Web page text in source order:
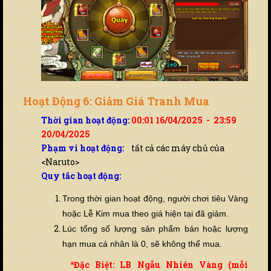
Hoạt Động 6: Giảm Giá Tranh Mua
Thời gian hoạt động: 00:01 16/04/2025 - 23:59
20/04/2025
Phạm vi hoạt động: tất cả các máy chủ của
<Naruto>
Quy tắc hoạt động:
Trong thời gian hoạt động, người chơi tiêu Vàng
hoặc Lễ Kim mua theo giá hiện tại đã giảm.
Lúc tổng số lượng sản phẩm bán hoặc lượng
hạn mua cá nhân là 0, sẽ không thể mua.
*Đặc Biệt: LB Ngẫu Nhiên Vàng (mỗi